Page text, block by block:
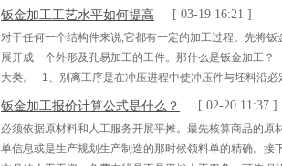
处理方面都会通过处理，致使制作的钣金机箱不会由于上
钣金加工工艺水平如何提高 [ 03-19 16:21 ]
对于任何一个结构件来说,它都有一定的加工过程。先将
展开成一个外形及孔易加工的工件。那什么是钣金加工
大类。 1、别离工序是在冲压进程中使冲压件与坯料沿
些需要都是前期客户的需要所决议的。 2、成形工序是使
钣金加工报价计算公式是什么？ [ 02-20 11:37 ]
必须依据原材料和人工服务开展平摊。最先核算商品的
单信息或是生产规划生产制造的那时候领料单的精确。